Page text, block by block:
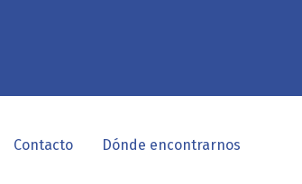
Contacto Dónde encontrarnos